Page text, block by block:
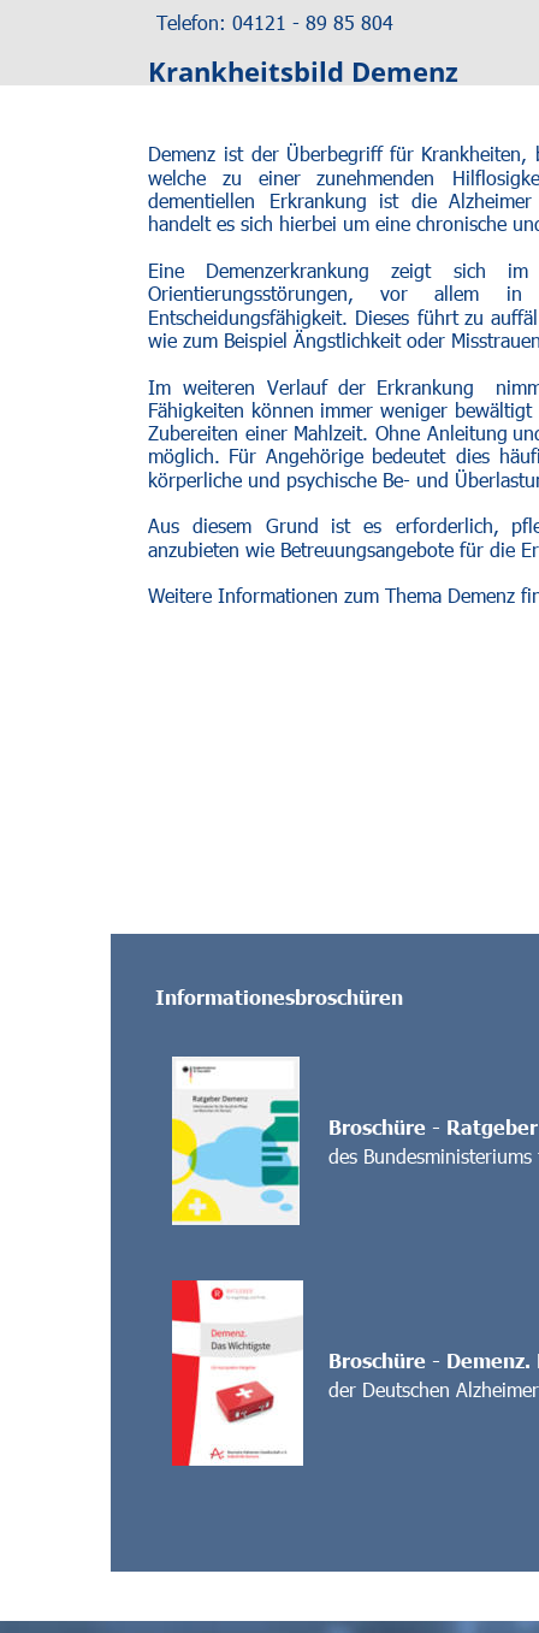
Informationesbroschüren
Krankheitsbild Demenz
Demenz ist der Überbegriff für Krankheiten,
welche
zu einer zunehmenden
dementiellen
Erkrankung ist die Alzheimer
handelt es sich hierbei um eine chronische
Eine
Demenzerkrankung zeigt sich
im
Orientierungsstörungen,
vor allem
in
Entscheidungsfähigkeit. Dieses führt zu
wie zum Beispiel Ängstlichkeit oder
Im weiteren Verlauf der Erkrankung
Fähigkeiten können immer weniger bewältigt
Zubereiten einer Mahlzeit. Ohne Anleitung
möglich. Für Angehörige bedeutet dies
körperliche und psychische Be- und
Aus diesem Grund ist es erforderlich,
anzubieten wie Betreuungsangebote für die
Weitere Informationen zum Thema Demenz
Telefon: 04121 - 89 85 804
Broschüre -
der Deutschen
Broschüre -
des